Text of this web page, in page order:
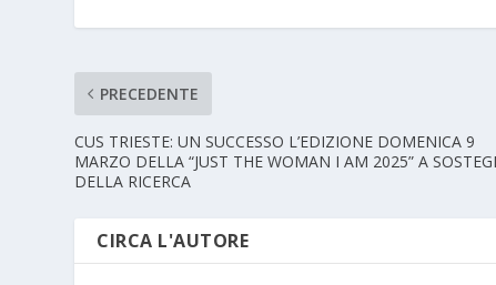
PRECEDENTE
CUS TRIESTE: UN SUCCESSO L’EDIZIONE DOMENICA 9
MARZO DELLA “JUST THE WOMAN I AM 2025” A
DELLA RICERCA
CIRCA L'AUTORE